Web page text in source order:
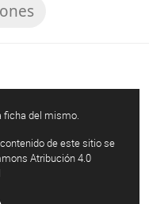
ficha del mismo.
de este sitio se
Atribución 4.0